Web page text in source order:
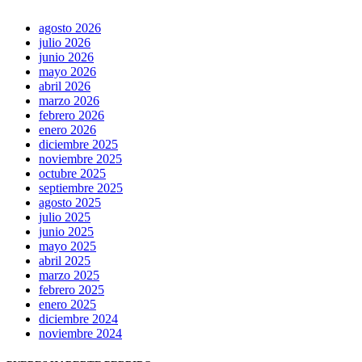
agosto 2026
julio 2026
junio 2026
mayo 2026
abril 2026
marzo 2026
febrero 2026
enero 2026
diciembre 2025
noviembre 2025
octubre 2025
septiembre 2025
agosto 2025
julio 2025
junio 2025
mayo 2025
abril 2025
marzo 2025
febrero 2025
enero 2025
diciembre 2024
noviembre 2024